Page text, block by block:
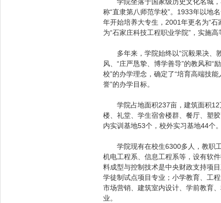
称“直隶第八师范学校”。1933年以地
年开始培养大专生，2001年更名为“
为“石家庄科技工程职业学院”，实施
多年来，学院始终以“沉毅果决、敦
风、“庄严恳挚、博学善导”的教风和“
校”的办学理念，确定了“培育高端技
誉”的办学目标。
学院占地面积237亩，建筑面积12
楼、礼堂、学生宿舍楼群、餐厅、塑
内实训基地53个，校外实习基地44个
学院现有在校生6300多人，教职工
机电工程系、信息工程系等，设有软
料成型与控制技术是中央财政支持项
学徒制试点项目专业；小学教育、工
市场营销、建筑室内设计、学前教育
业。